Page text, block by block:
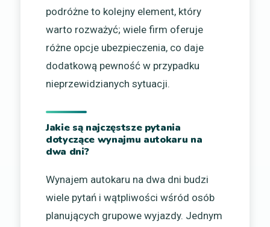
podróżne to kolejny element, który
warto rozważyć; wiele firm oferuje
różne opcje ubezpieczenia, co daje
dodatkową pewność w przypadku
nieprzewidzianych sytuacji.
Jakie są najczęstsze pytania
dotyczące wynajmu autokaru na
dwa dni?
Wynajem autokaru na dwa dni budzi
wiele pytań i wątpliwości wśród osób
planujących grupowe wyjazdy. Jednym